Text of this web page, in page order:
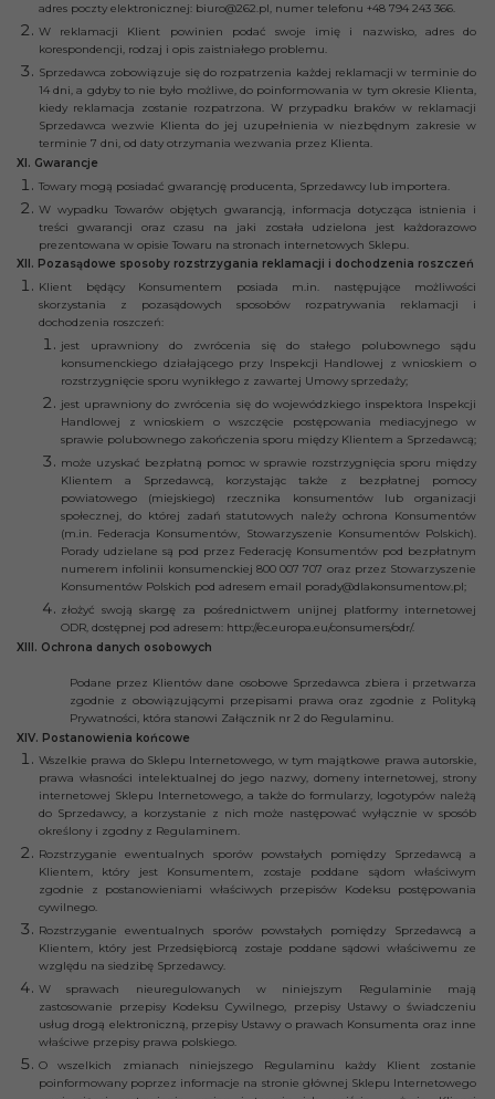
adres poczty elektronicznej: biuro@262.pl, numer telefonu +48 794 243 366.
W reklamacji Klient powinien podać swoje imię i nazwisko, adres do
korespondencji, rodzaj i opis zaistniałego problemu.
Sprzedawca zobowiązuje się do rozpatrzenia każdej reklamacji w terminie do
14 dni, a gdyby to nie było możliwe, do poinformowania w tym okresie Klienta,
kiedy reklamacja zostanie rozpatrzona. W przypadku braków w reklamacji
Sprzedawca wezwie Klienta do jej uzupełnienia w niezbędnym zakresie w
terminie 7 dni, od daty otrzymania wezwania przez Klienta.
XI. Gwarancje
Towary mogą posiadać gwarancję producenta, Sprzedawcy lub importera.
W wypadku Towarów objętych gwarancją, informacja dotycząca istnienia i
treści gwarancji oraz czasu na jaki została udzielona jest każdorazowo
prezentowana w opisie Towaru na stronach internetowych Sklepu.
XII. Pozasądowe sposoby rozstrzygania reklamacji i dochodzenia roszczeń
Klient będący Konsumentem posiada m.in. następujące możliwości
skorzystania z pozasądowych sposobów rozpatrywania reklamacji i
dochodzenia roszczeń:
jest uprawniony do zwrócenia się do stałego polubownego sądu
konsumenckiego działającego przy Inspekcji Handlowej z wnioskiem o
rozstrzygnięcie sporu wynikłego z zawartej Umowy sprzedaży;
jest uprawniony do zwrócenia się do wojewódzkiego inspektora Inspekcji
Handlowej z wnioskiem o wszczęcie postępowania mediacyjnego w
sprawie polubownego zakończenia sporu między Klientem a Sprzedawcą;
może uzyskać bezpłatną pomoc w sprawie rozstrzygnięcia sporu między
Klientem a Sprzedawcą, korzystając także z bezpłatnej pomocy
powiatowego (miejskiego) rzecznika konsumentów lub organizacji
społecznej, do której zadań statutowych należy ochrona Konsumentów
(m.in. Federacja Konsumentów, Stowarzyszenie Konsumentów Polskich).
Porady udzielane są pod przez Federację Konsumentów pod bezpłatnym
numerem infolinii konsumenckiej 800 007 707 oraz przez Stowarzyszenie
Konsumentów Polskich pod adresem email porady@dlakonsumentow.pl;
złożyć swoją skargę za pośrednictwem unijnej platformy internetowej
ODR, dostępnej pod adresem: http://ec.europa.eu/consumers/odr/.
XIII. Ochrona danych osobowych
Podane przez Klientów dane osobowe Sprzedawca zbiera i przetwarza
zgodnie z obowiązującymi przepisami prawa oraz zgodnie z Polityką
Prywatności, która stanowi Załącznik nr 2 do Regulaminu.
XIV. Postanowienia końcowe
Wszelkie prawa do Sklepu Internetowego, w tym majątkowe prawa autorskie,
prawa własności intelektualnej do jego nazwy, domeny internetowej, strony
internetowej Sklepu Internetowego, a także do formularzy, logotypów należą
do Sprzedawcy, a korzystanie z nich może następować wyłącznie w sposób
określony i zgodny z Regulaminem.
Rozstrzyganie ewentualnych sporów powstałych pomiędzy Sprzedawcą a
Klientem, który jest Konsumentem, zostaje poddane sądom właściwym
zgodnie z postanowieniami właściwych przepisów Kodeksu postępowania
cywilnego.
Rozstrzyganie ewentualnych sporów powstałych pomiędzy Sprzedawcą a
Klientem, który jest Przedsiębiorcą zostaje poddane sądowi właściwemu ze
względu na siedzibę Sprzedawcy.
W sprawach nieuregulowanych w niniejszym Regulaminie mają
zastosowanie przepisy Kodeksu Cywilnego, przepisy Ustawy o świadczeniu
usług drogą elektroniczną, przepisy Ustawy o prawach Konsumenta oraz inne
właściwe przepisy prawa polskiego.
O wszelkich zmianach niniejszego Regulaminu każdy Klient zostanie
poinformowany poprzez informacje na stronie głównej Sklepu Internetowego